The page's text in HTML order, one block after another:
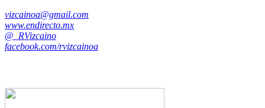
vizcainoa@gmail.com
www.endirecto.mx
@_RVizcaino
facebook.com/rvizcainoa